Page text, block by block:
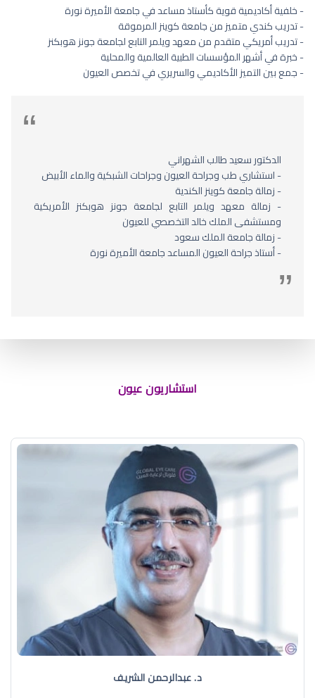
- خلفية أكاديمية قوية كأستاذ مساعد في جامعة الأميرة نورة
- تدريب كندي متميز من جامعة كوينز المرموقة
- تدريب أمريكي متقدم من معهد ويلمر التابع لجامعة جونز هوبكنز
- خبرة في أشهر المؤسسات الطبية العالمية والمحلية
- جمع بين التميز الأكاديمي والسريري في تخصص العيون
الدكتور سعيد طالب الشهراني
- استشاري طب وجراحة العيون وجراحات الشبكية والماء الأبيض
- زمالة جامعة كوينز الكندية
- زمالة معهد ويلمر التابع لجامعة جونز هوبكنز الأمريكية
ومستشفى الملك خالد التخصصي للعيون
- زمالة جامعة الملك سعود
- أستاذ جراحة العيون المساعد جامعة الأميرة نورة
استشاريون عيون
د. عبدالرحمن الشريف